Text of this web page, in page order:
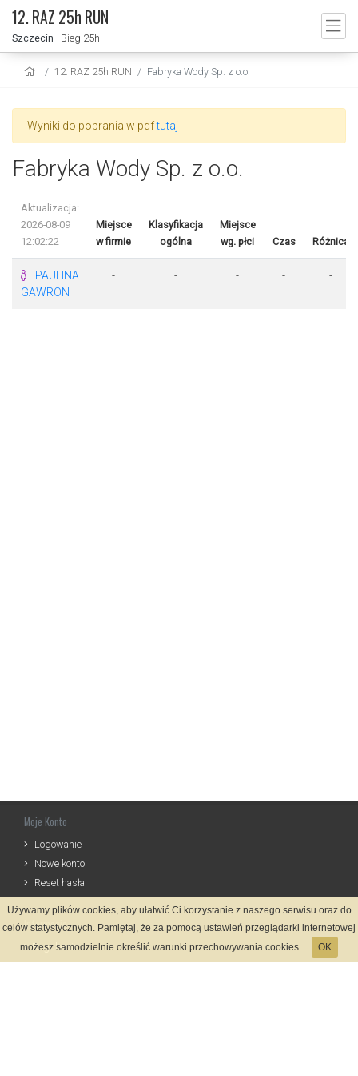
12. RAZ 25h RUN
Szczecin · Bieg 25h
12. RAZ 25h RUN Fabryka Wody Sp. z o.o.
Wyniki do pobrania w pdftutaj
Fabryka Wody Sp. z o.o.
Aktualizacja:
2026-08-09
12:02:22
Miejsce
w firmie
Klasyfikacja
ogólna
Miejsce
wg. płci
Czas Różnica
PAULINA
GAWRON
- - - - -
Moje Konto
Logowanie
Nowe konto
Reset hasła
Informacje
Regulamin
Używamy plików cookies, aby ułatwić Ci korzystanie z naszego serwisu oraz do
celów statystycznych. Pamiętaj, że za pomocą ustawień przeglądarki internetowej
możesz samodzielnie określić warunki przechowywania cookies.
OK